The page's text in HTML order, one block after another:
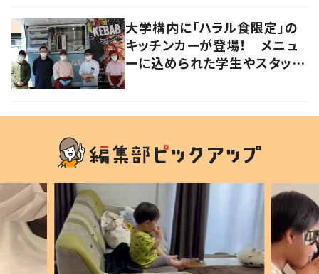
大学構内に「ハラル食限定」の
キッチンカーが登場！ メニュ
ーに込められた学生やスタッフ